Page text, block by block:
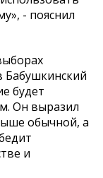
- пояснил
Бабушкинский
будет
Он выразил
обычной, а
и